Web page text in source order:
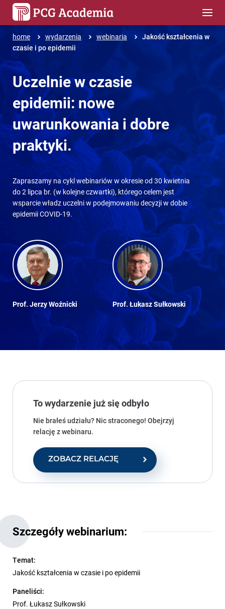
home wydarzenia webinaria
Jakość kształcenia w
czasie i po epidemii
Uczelnie w czasie
epidemii: nowe
uwarunkowania i dobre
praktyki.
Zapraszamy na cykl webinariów w okresie od 30 kwietnia
do 2 lipca br. (w kolejne czwartki), którego celem jest
wsparcie władz uczelni w podejmowaniu decyzji w dobie
epidemii COVID-19.
Prof. Jerzy Woźnicki Prof. Łukasz Sułkowski
To wydarzenie już się odbyło
Nie brałeś udziału? Nic straconego! Obejrzyj
relację z webinaru.
ZOBACZ RELACJĘ
Szczegóły webinarium:
Temat:
Jakość kształcenia w czasie i po epidemii
Paneliści:
Prof. Łukasz Sułkowski